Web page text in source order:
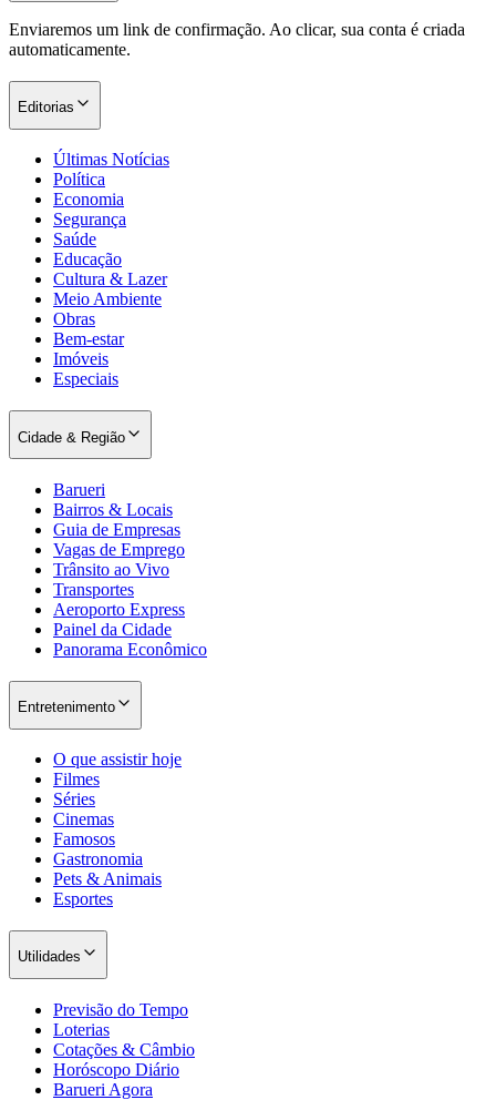
Corinthians
Palmeiras
Enviaremos um link de confirmação. Ao clicar, sua conta é criada
automaticamente.
Editorias
Últimas Notícias
Política
Economia
Segurança
Saúde
Educação
Cultura & Lazer
Meio Ambiente
Obras
Bem-estar
Imóveis
Especiais
Cidade & Região
Barueri
Bairros & Locais
Guia de Empresas
Vagas de Emprego
Trânsito ao Vivo
Transportes
Aeroporto Express
Painel da Cidade
Panorama Econômico
Entretenimento
O que assistir hoje
Filmes
Séries
Cinemas
Famosos
Gastronomia
Pets & Animais
Esportes
Utilidades
Previsão do Tempo
Loterias
Cotações & Câmbio
Horóscopo Diário
Barueri Agora